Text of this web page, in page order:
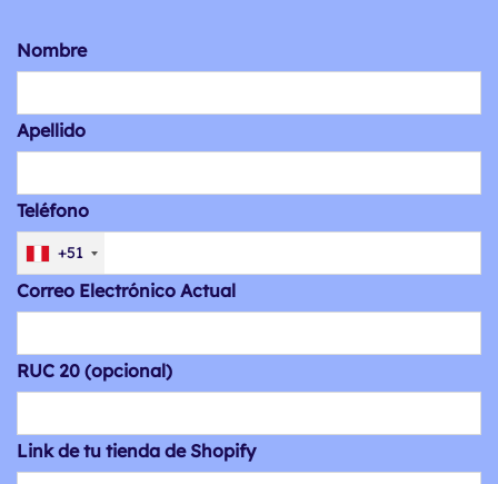
Nombre
Apellido
Teléfono
+51
Correo Electrónico Actual
RUC 20 (opcional)
Link de tu tienda de Shopify